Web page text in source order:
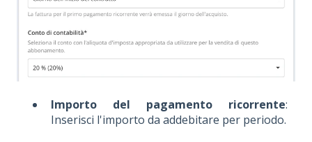
Importo del pagamento ricorrente:
Inserisci l'importo da addebitare per periodo.